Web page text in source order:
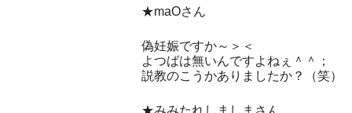
★maOさん
偽妊娠ですか～＞＜
よつばは無いんですよねぇ＾＾；
説教のこうかありましたか？（笑）
★みみたれしましまさん